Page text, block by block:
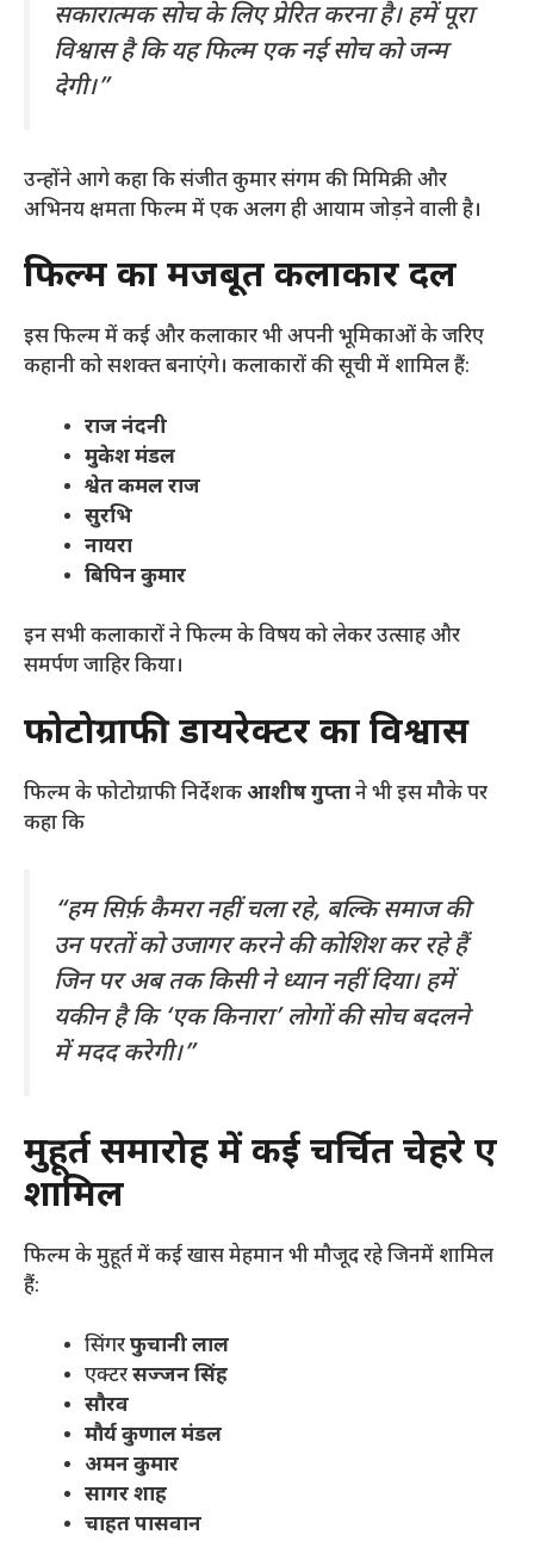
सकारात्मक सोच के लिए प्रेरित करना है। हमें पूरा
विश्वास है कि यह फिल्म एक नई सोच को जन्म
देगी।”
उन्होंने आगे कहा कि संजीत कुमार संगम की मिमिक्री और
अभिनय क्षमता फिल्म में एक अलग ही आयाम जोड़ने वाली है।
फिल्म का मजबूत कलाकार दल
इस फिल्म में कई और कलाकार भी अपनी भूमिकाओं के जरिए
कहानी को सशक्त बनाएंगे। कलाकारों की सूची में शामिल हैं:
राज नंदनी
मुकेश मंडल
श्वेत कमल राज
सुरभि
नायरा
बिपिन कुमार
इन सभी कलाकारों ने फिल्म के विषय को लेकर उत्साह और
समर्पण जाहिर किया।
फोटोग्राफी डायरेक्टर का विश्वास
फिल्म के फोटोग्राफी निर्देशकआशीष गुप्ताने भी इस मौके पर
कहा कि
“हम सिर्फ़ कैमरा नहीं चला रहे, बल्कि समाज की
उन परतों को उजागर करने की कोशिश कर रहे हैं
जिन पर अब तक किसी ने ध्यान नहीं दिया। हमें
यकीन है कि ‘एक किनारा’ लोगों की सोच बदलने
में मदद करेगी।”
मुहूर्त समारोह में कई चर्चित चेहरे हुए
शामिल
फिल्म के मुहूर्त में कई खास मेहमान भी मौजूद रहे जिनमें शामिल
हैं:
सिंगरफुचानी लाल
एक्टरसज्जन सिंह
सौरव
मौर्य कुणाल मंडल
अमन कुमार
सागर शाह
चाहत पासवान